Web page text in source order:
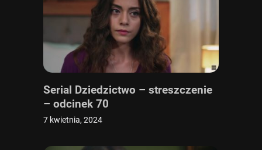
Serial Dziedzictwo – streszczenie
– odcinek 70
7 kwietnia, 2024